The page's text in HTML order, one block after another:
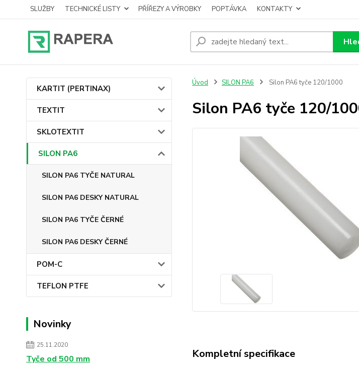
SLUŽBY TECHNICKÉ LISTY PŘÍŘEZY A VÝROBKY POPTÁVKA KONTAKTY
KARTIT (PERTINAX)
TEXTIT
SKLOTEXTIT
SILON PA6
SILON PA6 TYČE NATURAL
SILON PA6 DESKY NATURAL
SILON PA6 TYČE ČERNÉ
SILON PA6 DESKY ČERNÉ
POM-C
TEFLON PTFE
Novinky
25.11.2020
Tyče od 500 mm
Úvod SILON PA6 Silon PA6 tyče 120/1000
Silon PA6 tyče 120/
Kompletní specifikace